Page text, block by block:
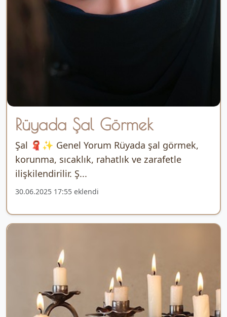
Rüyada Şal Görmek
Şal 🧣✨ Genel Yorum Rüyada şal görmek,
korunma, sıcaklık, rahatlık ve zarafetle
ilişkilendirilir. Ş...
30.06.2025 17:55 eklendi